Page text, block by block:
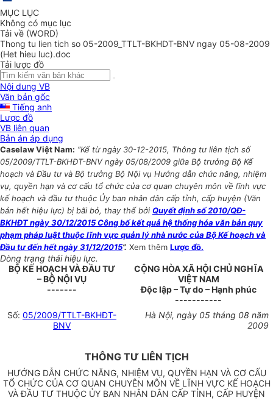
MỤC LỤC
Không có mục lục
Tải về (WORD)
Thong tu lien tich so 05-2009_TTLT-BKHDT-BNV ngay 05-08-2009
(Het hieu luc).doc
Tải lược đồ
Nội dung VB
Văn bản gốc
Tiếng anh
Lược đồ
VB liên quan
Bản án áp dụng
Caselaw Việt Nam: “Kể từ ngày 30-12-2015, Thông tư liên tịch số
05/2009/TTLT-BKHĐT-BNV ngày 05/08/2009 giữa Bộ trưởng Bộ Kế
hoạch và Đầu tư và Bộ trưởng Bộ Nội vụ Hướng dẫn chức năng, nhiệm
vụ, quyền hạn và cơ cấu tổ chức của cơ quan chuyên môn về lĩnh vực
kế hoạch và đầu tư thuộc Ủy ban nhân dân cấp tỉnh, cấp huyện (Văn
bản hết hiệu lực) bị bãi bỏ, thay thế bởi Quyết định số 2010/QÐ-
BKHÐT ngày 30/12/2015 Công bố kết quả hệ thống hóa văn bản quy
phạm pháp luật thuộc lĩnh vực quản lý nhà nước của Bộ Kế hoạch và
Đầu tư đến hết ngày 31/12/2015”. Xem thêm Lược đồ.
Dòng trạng thái hiệu lực.
BỘ KẾ HOẠCH VÀ ĐẦU TƯ
– BỘ NỘI VỤ
-------
CỘNG HÒA XÃ HỘI CHỦ NGHĨA
VIỆT NAM
Độc lập – Tự do – Hạnh phúc
-----------
Số: 05/2009/TTLT-BKHĐT-
BNV
Hà Nội, ngày 05 tháng 08 năm
2009
THÔNG TƯ LIÊN TỊCH
HƯỚNG DẪN CHỨC NĂNG, NHIỆM VỤ, QUYỀN HẠN VÀ CƠ CẤU
TỔ CHỨC CỦA CƠ QUAN CHUYÊN MÔN VỀ LĨNH VỰC KẾ HOẠCH
VÀ ĐẦU TƯ THUỘC ỦY BAN NHÂN DÂN CẤP TỈNH, CẤP HUYỆN